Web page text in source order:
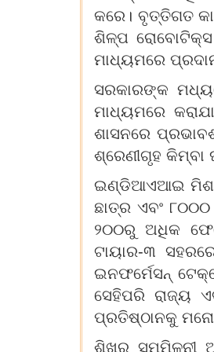
କରେ। ବୃତ୍ତିଗତ
ଶିଳ୍ପ ରୋବୋଟିକ୍ସ
ମାଧ୍ୟମରେ
ସରକାରଙ୍କ
ମାଧ୍ୟମରେ
ଶାସନରେ
ଶ୍ରେଣୀଗୃହ କିମ୍ବା
ଇଣ୍ଡିଆଏଆଇ ମିଶନ
ଛାତ୍ର ଏବଂ
୨୦୦ରୁ ଅଧିକ
ଟାୟାର-୩
ଇନଫର୍ମେସନ୍
ସେହିପରି ରାଜ୍ୟ
ପ୍ରତିଷ୍ଠାନକୁ
ଶିଖର ସମ୍ମିଳନୀ